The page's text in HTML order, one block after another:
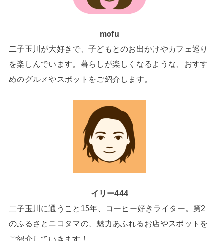
mofu
二子玉川が大好きで、子どもとのお出かけやカフェ巡り
を楽しんでいます。暮らしが楽しくなるような、おすす
めのグルメやスポットをご紹介します。
イリー444
二子玉川に通うこと15年、コーヒー好きライター。第2
のふるさとニコタマの、魅力あふれるお店やスポットを
ご紹介していきます！